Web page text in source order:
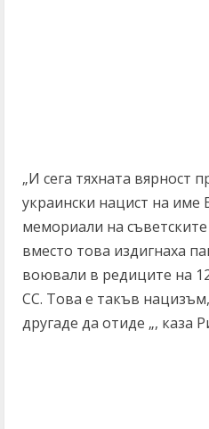
„И сега тяхната вярност
украински нацист на име
мемориали на
вместо това издигнаха
воювали в редиците на
СС. Това е такъв
другаде да отиде „, каза